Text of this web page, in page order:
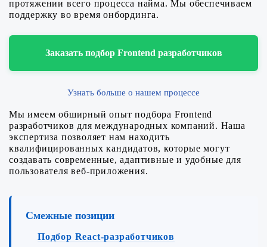
протяжении всего процесса найма. Мы обеспечиваем
поддержку во время онбординга.
Заказать подбор Frontend разработчиков
Узнать больше о нашем процессе
Мы имеем обширный опыт подбора Frontend
разработчиков для международных компаний. Наша
экспертиза позволяет нам находить
квалифицированных кандидатов, которые могут
создавать современные, адаптивные и удобные для
пользователя веб-приложения.
Смежные позиции
Подбор React-разработчиков